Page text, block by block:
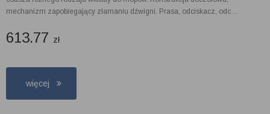
mechanizm zapobiegający złamaniu dźwigni. Prasa, odciskacz, odc ...
613.77 zł
więcej